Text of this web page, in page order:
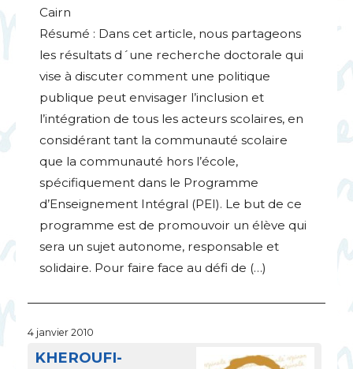
Cairn
Résumé : Dans cet article, nous partageons
les résultats d´une recherche doctorale qui
vise à discuter comment une politique
publique peut envisager l’inclusion et
l’intégration de tous les acteurs scolaires, en
considérant tant la communauté scolaire
que la communauté hors l’école,
spécifiquement dans le Programme
d’Enseignement Intégral (PEI). Le but de ce
programme est de promouvoir un élève qui
sera un sujet autonome, responsable et
solidaire. Pour faire face au défi de (…)
4 janvier 2010
KHEROUFI-